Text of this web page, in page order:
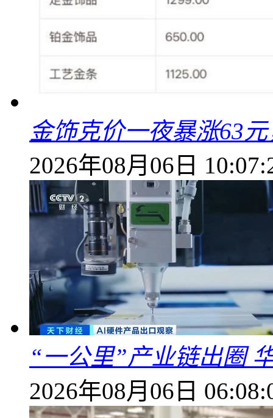
金饰克价一夜暴涨63
2026年08月06日
“一公里”产业链出圈
2026年08月06日